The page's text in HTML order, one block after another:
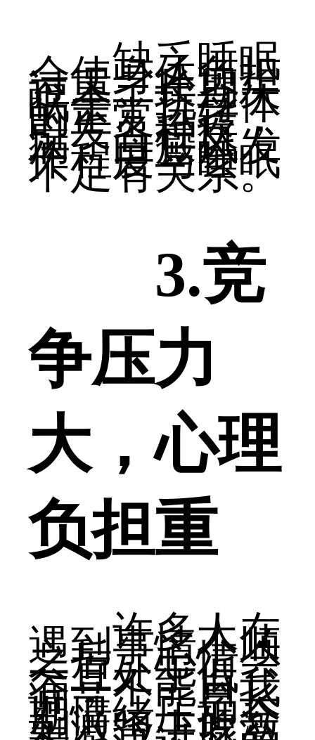
缺乏睡眠
会使身体负担
过重。长期失
眠会干扰身体
的正常运转，
引发各种疾
病，白癜风发
作程度与睡眠
不足有关系。
3.竞
争压力
大，心理
负担重
许多人在
遇到事情不顺
之后，心情会
一直处于低
谷，不能自我
调节。二是长
期情绪压抑会
刺激肾上腺激